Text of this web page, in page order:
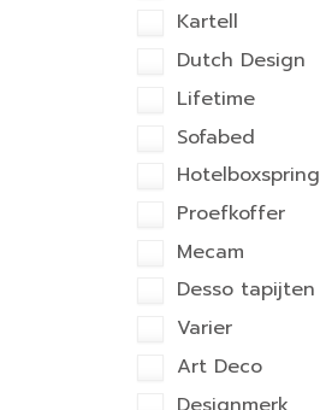
Kartell
Dutch Design
Lifetime
Sofabed
Hotelboxspring
Proefkoffer
Mecam
Desso tapijten
Varier
Art Deco